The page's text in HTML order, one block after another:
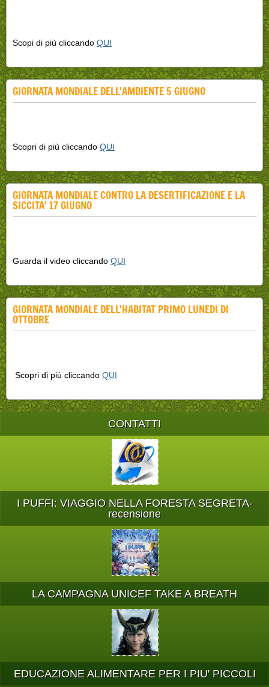
Scopi di più cliccando QUI
GIORNATA MONDIALE DELL'AMBIENTE 5 GIUGNO
Scopri di più cliccando QUI
GIORNATA MONDIALE CONTRO LA DESERTIFICAZIONE E LA
SICCITA' 17 GIUGNO
Guarda il video cliccando QUI
GIORNATA MONDIALE DELL'HABITAT PRIMO LUNEDI DI
OTTOBRE
Scopri di più cliccando QUI
CONTATTI
I PUFFI: VIAGGIO NELLA FORESTA SEGRETA-
recensione
LA CAMPAGNA UNICEF TAKE A BREATH
EDUCAZIONE ALIMENTARE PER I PIU' PICCOLI